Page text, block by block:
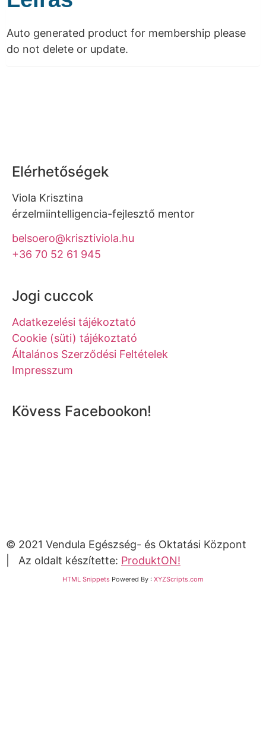
Auto generated product for membership please
do not delete or update.
Elérhetőségek
Viola Krisztina
érzelmiintelligencia-fejlesztő mentor
belsoero@krisztiviola.hu
+36 70 52 61 945
Jogi cuccok
Adatkezelési tájékoztató
Cookie (süti) tájékoztató
Általános Szerződési Feltételek
Impresszum
Kövess Facebookon!
© 2021 Vendula Egészség- és Oktatási Központ
| Az oldalt készítette: ProduktON!
HTML Snippets Powered By : XYZScripts.com